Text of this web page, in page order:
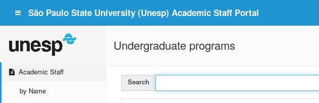
São Paulo State University (Unesp) Academic Staff Portal
Academic Staff
by Name
Undergraduate programs
Search